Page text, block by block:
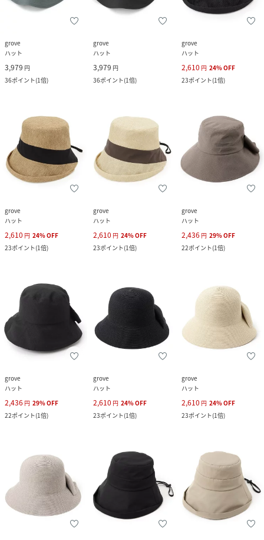
grove
ハット
3,979 円
36ポイント(1倍)
grove
ハット
3,979 円
36ポイント(1倍)
grove
ハット
2,610 円 24%OFF
23ポイント(1倍)
grove
ハット
2,610 円 24%OFF
23ポイント(1倍)
grove
ハット
2,610 円 24%OFF
23ポイント(1倍)
grove
ハット
2,436 円 29%OFF
22ポイント(1倍)
grove
ハット
2,436 円 29%OFF
22ポイント(1倍)
grove
ハット
2,610 円 24%OFF
23ポイント(1倍)
grove
ハット
2,610 円 24%OFF
23ポイント(1倍)